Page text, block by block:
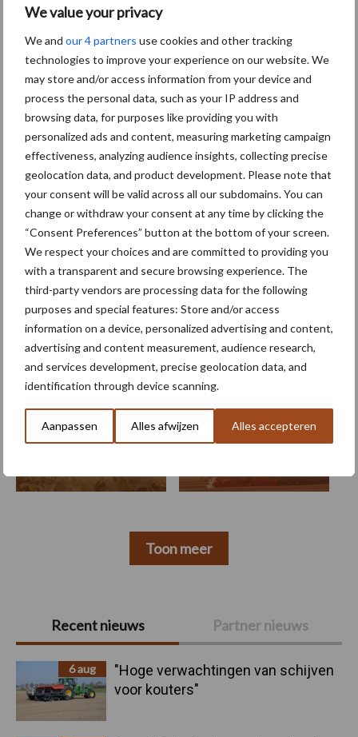
We value your privacy
We and our 4 partners use cookies and other tracking
technologies to improve your experience on our website. We
may store and/or access information from your device and
process the personal data, such as your IP address and
browsing data, for purposes like providing you with
personalized ads and content, measuring marketing campaign
effectiveness, analyzing audience insights, collecting precise
geolocation data, and product development. Please note that
your consent will be valid across all our subdomains. You can
change or withdraw your consent at any time by clicking the
“Consent Preferences” button at the bottom of your screen.
We respect your choices and are committed to providing you
with a transparent and secure browsing experience. The
third-party vendors are processing data for the following
purposes and special features: Store and/or access
information on a device, personalized advertising and content,
advertising and content measurement, audience research,
and services development, precise geolocation data, and
identification through device scanning.
Aanpassen Alles afwijzen Alles accepteren
Primaire
Sidebar
Recent nieuws Partner nieuws
6 aug
"Hoge verwachtingen van schijven
voor kouters"
Oogst biologische
aardappelen in volle gang
Nieuwe compacte
gedragen pootcombinatie
van AVR
Themapagina's
Machines Duurzaamheid
Kunstmeststrooier Pootmachine
Toon meer